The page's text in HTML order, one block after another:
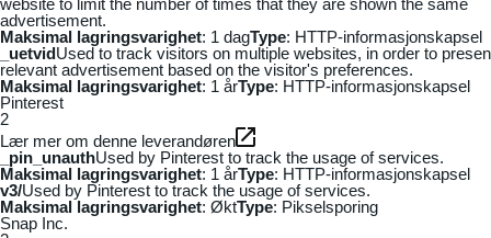
advertisement.
Maksimal lagringsvarighet: 1 dagType: HTTP-informasjonskapsel
_uetvidUsed to track visitors on multiple websites, in order to
relevant advertisement based on the visitor's preferences.
Maksimal lagringsvarighet: 1 årType: HTTP-informasjonskapsel
Pinterest
2
Lær mer om denne leverandøren
_pin_unauthUsed by Pinterest to track the usage of services.
Maksimal lagringsvarighet: 1 årType: HTTP-informasjonskapsel
v3/Used by Pinterest to track the usage of services.
Maksimal lagringsvarighet: ØktType: Pikselsporing
Snap Inc.